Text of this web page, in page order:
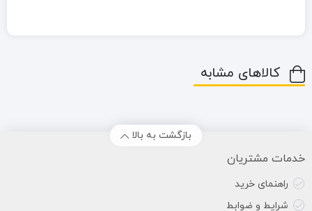
کالاهای مشابه
بازگشت به بالا
خدمات مشتریان
راهنمای خرید
شرایط و ضوابط